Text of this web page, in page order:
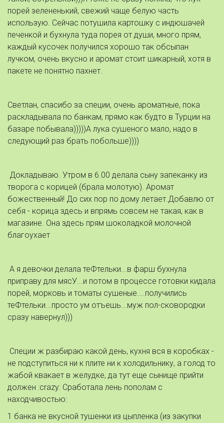
порей зелененький, свежий чаще белую часть
использую. Сейчас потушила картошку с индюшачей
печенкой и бухнула туда порея от души, много прям,
каждый кусочек получился хорошо так обсыпан
лучком, очень вкусно и аромат стоит шикарный, хотя в
пакете не понятно пахнет.
Светлан, спасибо за специи, очень ароматные, пока
раскладывала по банкам, прямо как будто в Турции на
базаре побывала)))))А лука сушеного мало, надо в
следующий раз брать побольше))))
Докладываю. Утром в 6.00 делала сыну запеканку из
творога с корицей (брала молотую). Аромат
божественный! До сих пор по дому летает.Добавлю от
себя - корица здесь и впрямь совсем не такая, как в
магазине. Она здесь прям шоколадкой молочной
благоухает
А я девочки делала теФтельки...в фарш бухнула
приправу для мясУ...и потом в процессе готовки кидала
порей, морковь и томаты сушеные....получились
теФтельки...просто ум отъешь...муж пол-сковородки
сразу навернул)))
Специи ж разбираю какой день, кухня вся в коробках -
не подступиться ни к плите ни к холодильнику, а голод то
жабой квакает в желудке, да тут еще сынище прийти
должен :crazy: Сработала лень пополам с
находчивостью:
1 банка не вкусной тушенки из цыпленка (из закупки